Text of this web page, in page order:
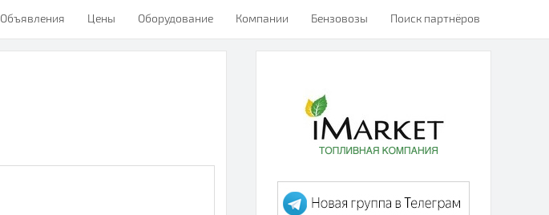
Объявления Цены Оборудование Компании Бензовозы Поиск партнёров